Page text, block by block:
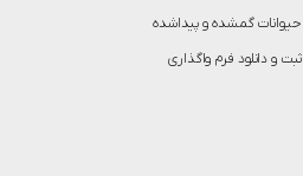
حیوانات گمشده و پیداشده
ثبت و دانلود فرم واگذاری